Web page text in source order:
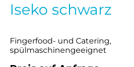
Iseko schwarz
Fingerfood- und Catering,
spülmaschinengeeignet